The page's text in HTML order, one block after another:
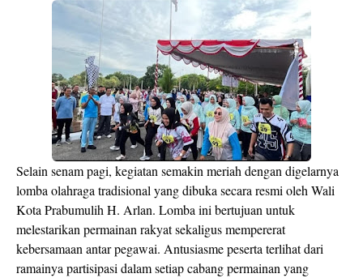
Selain senam pagi, kegiatan semakin meriah dengan digelarnya
lomba olahraga tradisional yang dibuka secara resmi oleh Wali
Kota Prabumulih H. Arlan. Lomba ini bertujuan untuk
melestarikan permainan rakyat sekaligus mempererat
kebersamaan antar pegawai. Antusiasme peserta terlihat dari
ramainya partisipasi dalam setiap cabang permainan yang